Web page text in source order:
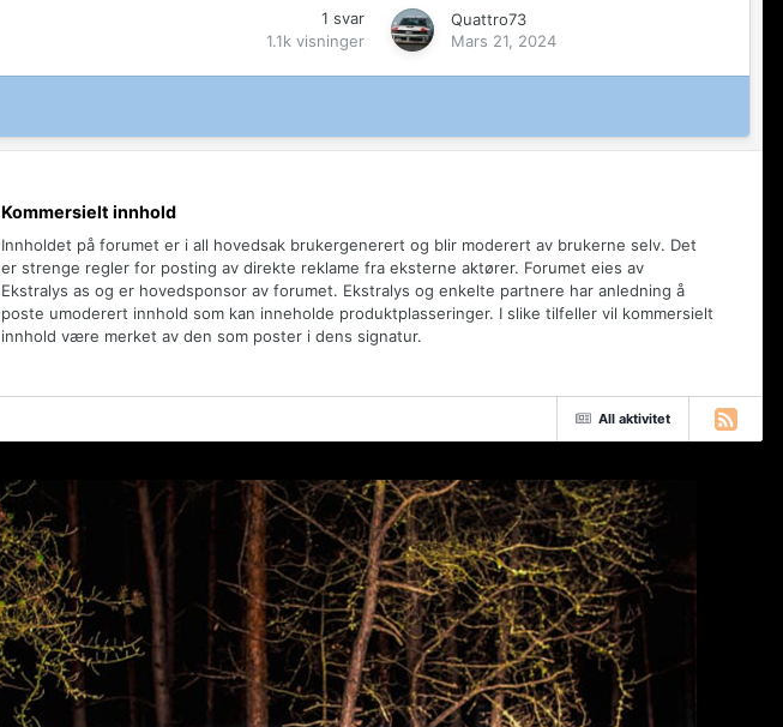
1 svar
1.1k visninger
Quattro73
Mars 21, 2024
Kommersielt innhold
Innholdet på forumet er i all hovedsak brukergenerert og blir moderert av brukerne selv. Det
er strenge regler for posting av direkte reklame fra eksterne aktører. Forumet eies av
Ekstralys as og er hovedsponsor av forumet. Ekstralys og enkelte partnere har anledning å
poste umoderert innhold som kan inneholde produktplasseringer. I slike tilfeller vil kommersielt
innhold være merket av den som poster i dens signatur.
All aktivitet